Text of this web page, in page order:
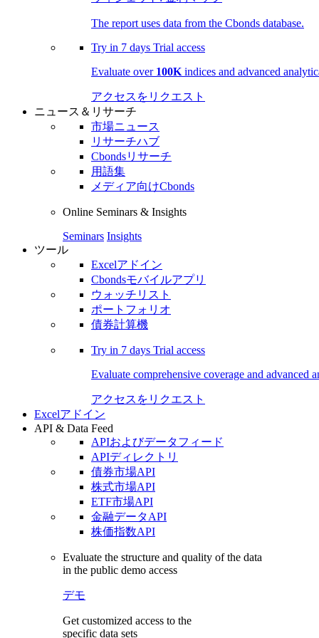
The report uses data from the Cbonds database.
Try in 7 days Trial access
Evaluate over 100K indices and advanced
アクセスをリクエスト
ニュース＆リサーチ
市場ニュース
リサーチハブ
Cbondsリサーチ
用語集
メディア向けCbonds
Online Seminars & Insights
Seminars Insights
ツール
Excelアドイン
Cbondsモバイルアプリ
ウォッチリスト
ポートフォリオ
債券計算機
Try in 7 days Trial access
Evaluate comprehensive coverage and advanced
アクセスをリクエスト
Excelアドイン
API & Data Feed
APIおよびデータフィード
APIディレクトリ
債券市場API
株式市場API
ETF市場API
金融データAPI
株価指数API
Evaluate the structure and quality of the data
in the public demo access
デモ
Get customized access to the
specific data sets